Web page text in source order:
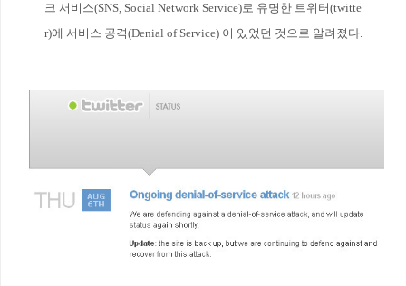
크 서비스(SNS, Social Network Service)로 유명한 트위터(twitte
r)에 서비스 공격(Denial of Service) 이 있었던 것으로 알려졌다.